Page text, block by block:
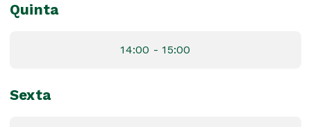
Quinta
14:00 - 15:00
Sexta